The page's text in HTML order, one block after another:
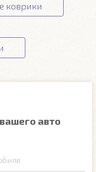
коврики
авто